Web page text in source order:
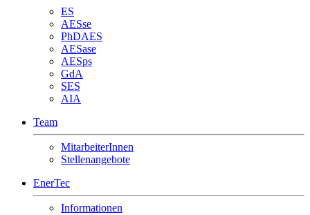
ES
AESse
PhDAES
AESase
AESps
GdA
SES
AIA
Team
MitarbeiterInnen
Stellenangebote
EnerTec
Informationen